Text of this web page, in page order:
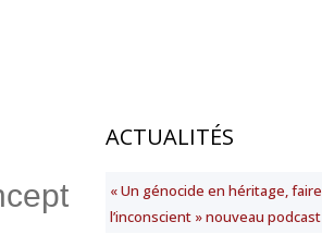
ACTUALITÉS
« Un génocide en héritage,
l’inconscient » nouveau